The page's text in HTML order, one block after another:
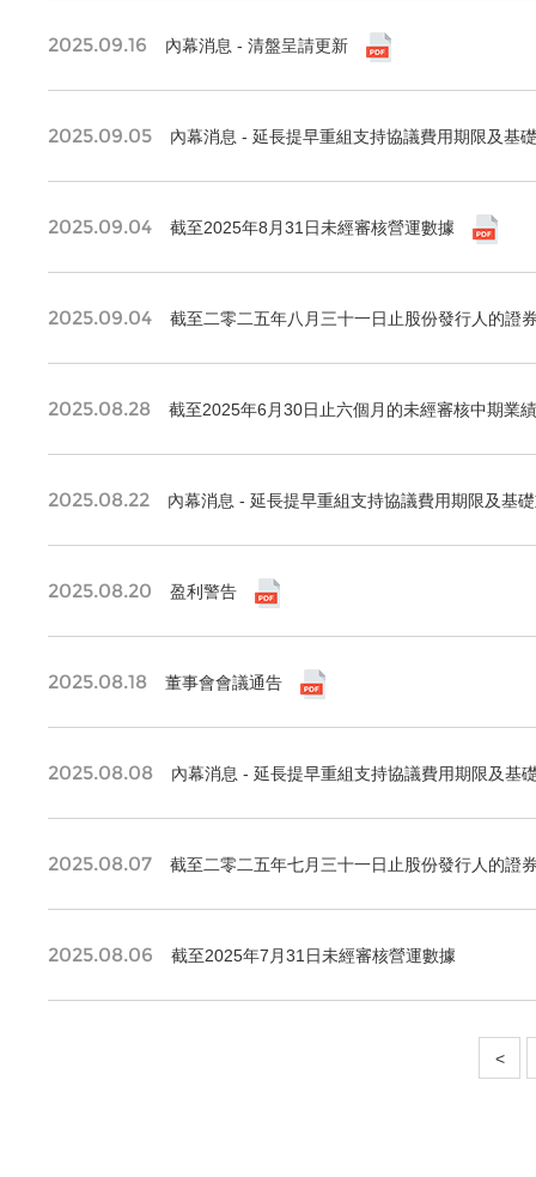
2025.09.16 內幕消息 - 清盤呈請更新
2025.09.05 內幕消息 - 延長提早重組支持協議費用期限及基
2025.09.04 截至2025年8月31日未經審核營運數據
2025.09.04 截至二零二五年八月三十一日止股份發行人的證
2025.08.28 截至2025年6月30日止六個月的未經審核中期業
2025.08.22 內幕消息 - 延長提早重組支持協議費用期限及基
2025.08.20 盈利警告
2025.08.18 董事會會議通告
2025.08.08 內幕消息 - 延長提早重組支持協議費用期限及基
2025.08.07 截至二零二五年七月三十一日止股份發行人的證
2025.08.06 截至2025年7月31日未經審核營運數據
<